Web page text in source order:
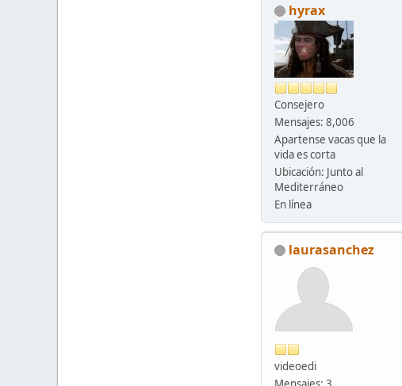
hyrax
Consejero
Mensajes: 8,006
Apartense vacas que la
vida es corta
Ubicación: Junto al
Mediterráneo
En línea
laurasanchez
videoedi